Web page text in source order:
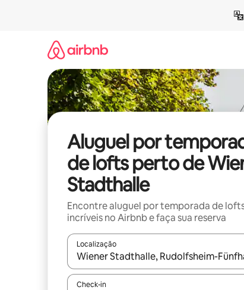
Aluguel por
de lofts perto de
Stadthalle
Encontre aluguel por temporada de
incríveis no Airbnb e faça sua reserva
Localização
Quando os resultados estiverem
Check-in